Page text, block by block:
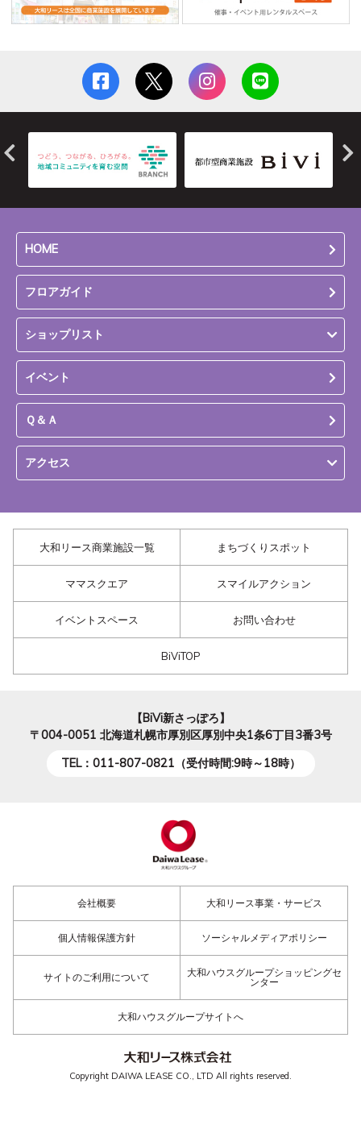
HOME
フロアガイド
ショップリスト
イベント
Ｑ＆Ａ
アクセス
大和リース商業施設一覧 まちづくりスポット
ママスクエア スマイルアクション
イベントスペース お問い合わせ
BiViTOP
【BiVi新さっぽろ】
〒004-0051 北海道札幌市厚別区厚別中央1条6丁目3番3号
TEL：011-807-0821（受付時間:9時～18時）
会社概要 大和リース事業・サービス
個人情報保護方針 ソーシャルメディアポリシー
サイトのご利用について
大和ハウスグループショッピングセ
ンター
大和ハウスグループサイトへ
Copyright DAIWA LEASE CO., LTD All rights reserved.